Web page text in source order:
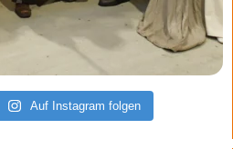
Auf Instagram folgen